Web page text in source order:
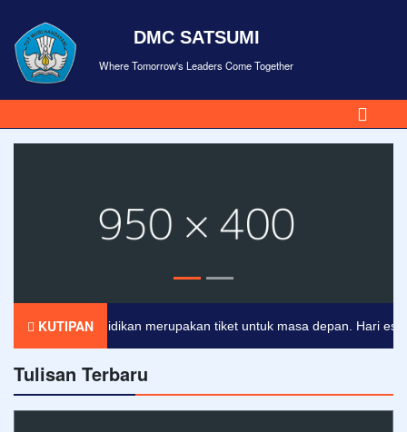
DMC SATSUMI
Where Tomorrow's Leaders Come Together
KUTIPAN
Pendidikan merupakan tiket untuk masa depan. Hari esok
Tulisan Terbaru